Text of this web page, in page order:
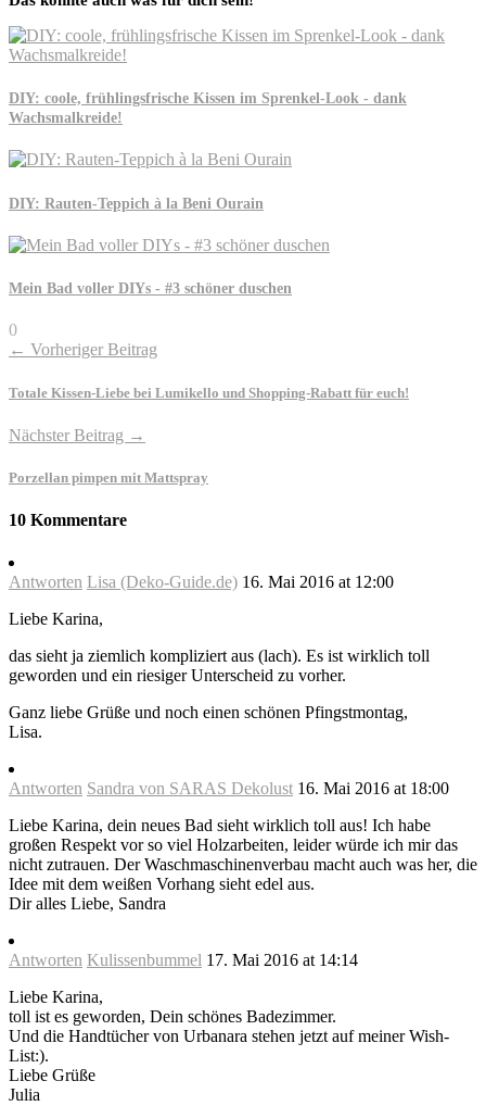
DIY: coole, frühlingsfrische Kissen im Sprenkel-Look - dank
Wachsmalkreide!
DIY: Rauten-Teppich à la Beni Ourain
Mein Bad voller DIYs - #3 schöner duschen
0
← Vorheriger Beitrag
Totale Kissen-Liebe bei Lumikello und Shopping-Rabatt für euch!
Nächster Beitrag →
Porzellan pimpen mit Mattspray
10 Kommentare
Antworten Lisa (Deko-Guide.de) 16. Mai 2016 at 12:00
Liebe Karina,
das sieht ja ziemlich kompliziert aus (lach). Es ist wirklich toll
geworden und ein riesiger Unterscheid zu vorher.
Ganz liebe Grüße und noch einen schönen Pfingstmontag,
Lisa.
Antworten Sandra von SARAS Dekolust 16. Mai 2016 at 18:00
Liebe Karina, dein neues Bad sieht wirklich toll aus! Ich habe
großen Respekt vor so viel Holzarbeiten, leider würde ich mir das
nicht zutrauen. Der Waschmaschinenverbau macht auch was her, die
Idee mit dem weißen Vorhang sieht edel aus.
Dir alles Liebe, Sandra
Antworten Kulissenbummel 17. Mai 2016 at 14:14
Liebe Karina,
toll ist es geworden, Dein schönes Badezimmer.
Und die Handtücher von Urbanara stehen jetzt auf meiner Wish-
List:).
Liebe Grüße
Julia